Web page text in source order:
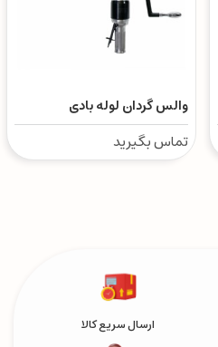
والس گردان لوله بادی
تماس بگیرید
ارسال سریع کالا